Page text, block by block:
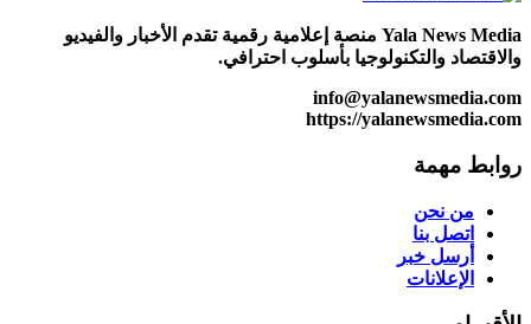
Yala News Media منصة إعلامية رقمية تقدم الأخبار والفيديو
والاقتصاد والتكنولوجيا بأسلوب احترافي.
info@yalanewsmedia.com
https://yalanewsmedia.com
روابط مهمة
من نحن
اتصل بنا
أرسل خبر
الإعلانات